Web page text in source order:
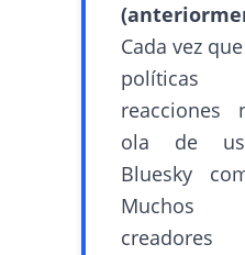
Cada vez
políticas
reacciones
ola de
Bluesky
Muchos